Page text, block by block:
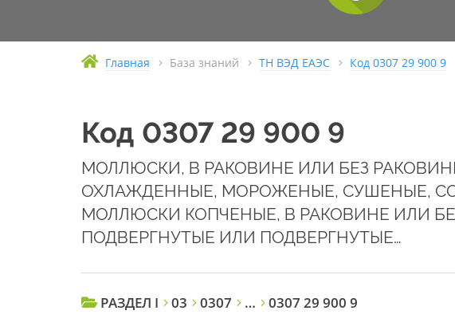
Главная База знаний ТН ВЭД ЕАЭС Код 0307 29 900 9
Код 0307 29 900 9
МОЛЛЮСКИ, В РАКОВИНЕ ИЛИ БЕЗ
ОХЛАЖДЕННЫЕ, МОРОЖЕНЫЕ, СУШЕНЫЕ,
МОЛЛЮСКИ КОПЧЕНЫЕ, В РАКОВИНЕ ИЛИ
ПОДВЕРГНУТЫЕ ИЛИ ПОДВЕРГНУТЫЕ…
РАЗДЕЛ I 03 0307 … 0307 29 900 9